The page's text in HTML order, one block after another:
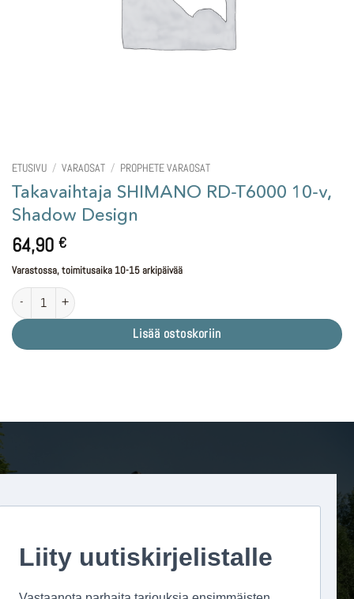
ETUSIVU / VARAOSAT / PROPHETE VARAOSAT
Takavaihtaja SHIMANO RD-T6000 10-v,
Shadow Design
64,90 €
Varastossa, toimitusaika 10-15 arkipäivää
Takavaihtaja SHIMANO RD-T6000 10-v, Shadow Design määrä
Lisää ostoskoriin